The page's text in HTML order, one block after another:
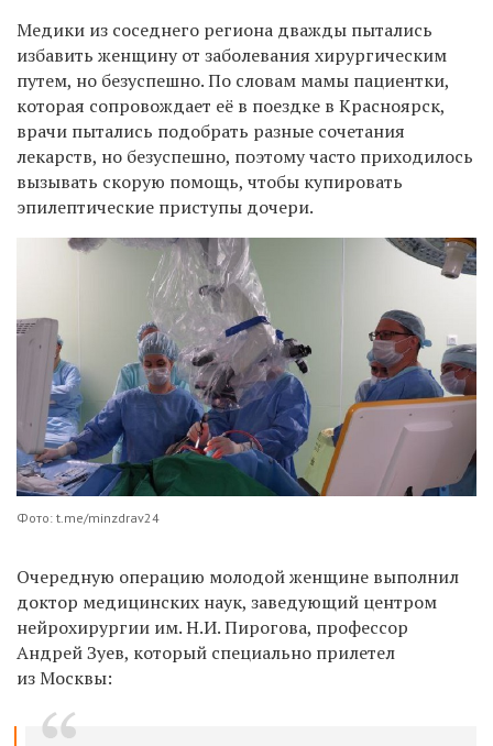
Медики из соседнего региона дважды пытались
избавить женщину от заболевания хирургическим
путем, но безуспешно. По словам мамы пациентки,
которая сопровождает её в поездке в Красноярск,
врачи пытались подобрать разные сочетания
лекарств, но безуспешно, поэтому часто приходилось
вызывать скорую помощь, чтобы купировать
эпилептические приступы дочери.
Фото: t.me/minzdrav24
Очередную операцию молодой женщине выполнил
доктор медицинских наук, заведующий центром
нейрохирургии им. Н.И. Пирогова, профессор
Андрей Зуев, который специально прилетел
из Москвы: